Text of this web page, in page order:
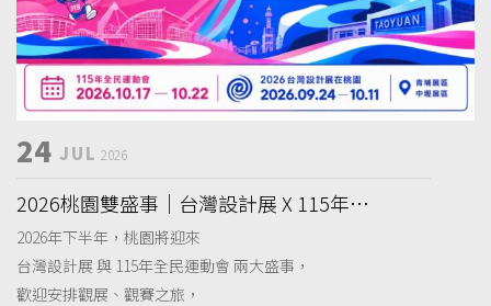
24 JUL 2026
2026桃園雙盛事｜台灣設計展 X 115年全
民運動會
2026年下半年，桃園將迎來
台灣設計展 與 115年全民運動會 兩大盛事，
歡迎安排觀展、觀賽之旅，